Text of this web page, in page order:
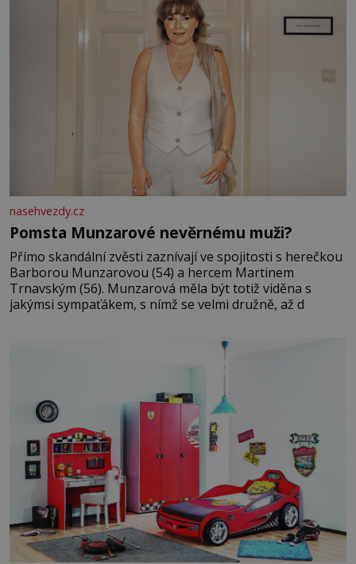
nasehvezdy.cz
Pomsta Munzarové nevěrnému muži?
Přímo skandální zvěsti zaznívají ve spojitosti s herečkou
Barborou Munzarovou (54) a hercem Martinem
Trnavským (56). Munzarová měla být totiž viděna s
jakýmsi sympaťákem, s nímž se velmi družně, až d